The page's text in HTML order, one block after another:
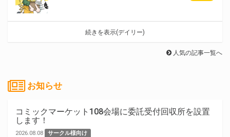
続きを表示(デイリー)
人気の記事一覧へ
お知らせ
コミックマーケット108会場に委託受付回収所を設置
します！
2026.08.08 サークル様向け